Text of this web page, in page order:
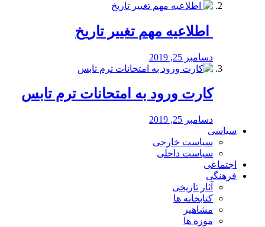
️ اطلاعیه مهم تغییر تاریخ
دسامبر 25, 2019
کارت ورود به امتحانات ترم تابس
دسامبر 25, 2019
سیاسی
سیاست خارجی
سیاست داخلی
اجتماعی
فرهنگی
آثار تاریخی
کتابخانه ها
مشاهیر
موزه ها